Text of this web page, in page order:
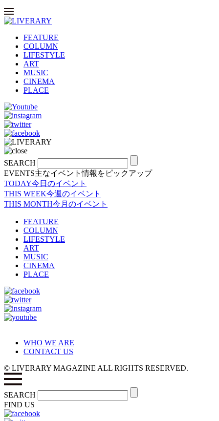
FEATURE
COLUMN
LIFESTYLE
ART
MUSIC
CINEMA
PLACE
SEARCH
EVENTS主なイベント情報をピックアップ
TODAY今日のイベント
THIS WEEK今週のイベント
THIS MONTH今月のイベント
FEATURE
COLUMN
LIFESTYLE
ART
MUSIC
CINEMA
PLACE
WHO WE ARE
CONTACT US
© LIVERARY MAGAZINE ALL RIGHTS RESERVED.
SEARCH
FIND US